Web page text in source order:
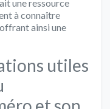
une ressource
à connaître
ainsi une
utiles